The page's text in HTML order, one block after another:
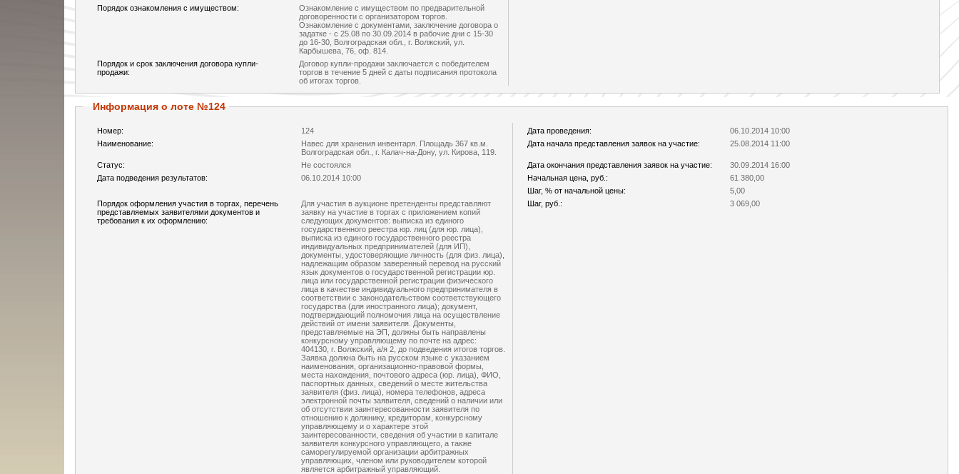
Порядок ознакомления с имуществом:
Ознакомление с имуществом по предварительной
договоренности с организатором торгов.
Ознакомление с документами, заключение договора о
задатке - с 25.08 по 30.09.2014 в рабочие дни с 15-30
до 16-30, Волгоградская обл., г. Волжский, ул.
Карбышева, 76, оф. 814.
Порядок и срок заключения договора купли-
продажи:
Договор купли-продажи заключается с победителем
торгов в течение 5 дней с даты подписания протокола
об итогах торгов.
Информация о лоте №124
Номер: 124 Дата проведения:
06.10.2014 10:00
Наименование:
Навес для хранения инвентаря. Площадь 367 кв.м.
Волгоградская обл., г. Калач-на-Дону, ул. Кирова, 119.
Дата начала представления заявок на участие: 25.08.2014 11:00
Статус: Не состоялся Дата окончания представления заявок на участие:
30.09.2014 16:00
Дата подведения результатов:
06.10.2014 10:00 Начальная цена, руб.:
61 380,00
Шаг, % от начальной цены:
5,00
Порядок оформления участия в торгах, перечень
представляемых заявителями документов и
требования к их оформлению:
Для участия в аукционе претенденты представляют
заявку на участие в торгах с приложением копий
следующих документов: выписка из единого
государственного реестра юр. лиц (для юр. лица),
выписка из единого государственного реестра
индивидуальных предпринимателей (для ИП),
документы, удостоверяющие личность (для физ. лица),
надлежащим образом заверенный перевод на русский
язык документов о государственной регистрации юр.
лица или государственной регистрации физического
лица в качестве индивидуального предпринимателя в
соответствии с законодательством соответствующего
государства (для иностранного лица); документ,
подтверждающий полномочия лица на осуществление
действий от имени заявителя. Документы,
представляемые на ЭП, должны быть направлены
конкурсному управляющему по почте на адрес:
404130, г. Волжский, а/я 2, до подведения итогов торгов.
Заявка должна быть на русском языке с указанием
наименования, организационно-правовой формы,
места нахождения, почтового адреса (юр. лица), ФИО,
паспортных данных, сведений о месте жительства
заявителя (физ. лица), номера телефонов, адреса
электронной почты заявителя, сведений о наличии или
об отсутствии заинтересованности заявителя по
отношению к должнику, кредиторам, конкурсному
управляющему и о характере этой
заинтересованности, сведения об участии в капитале
заявителя конкурсного управляющего, а также
саморегулируемой организации арбитражных
управляющих, членом или руководителем которой
является арбитражный управляющий.
Шаг, руб.: 3 069,00